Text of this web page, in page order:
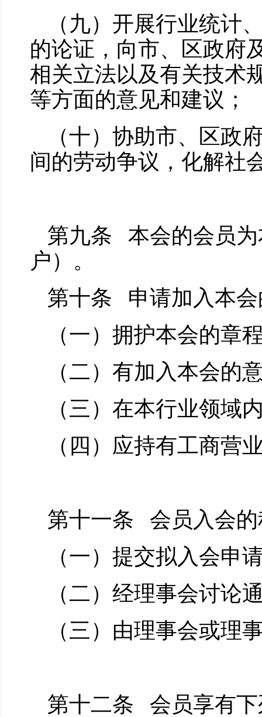
（九）开展行业统计
的论证，向市、区政府
相关立法以及有关技术
等方面的意见和建议；
（十）协助市、区政
间的劳动争议，化解社
第九条 本会的会员为
户）。
第十条 申请加入本会
（一）拥护本会的章
（二）有加入本会的
（三）在本行业领域
（四）应持有工商营
第十一条 会员入会的
（一）提交拟入会申
（二）经理事会讨论
（三）由理事会或理
第十二条 会员享有下